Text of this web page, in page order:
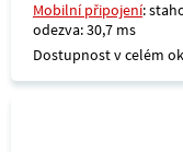
Mobilní připojení:
odezva: 30,7 ms
Dostupnost v celém